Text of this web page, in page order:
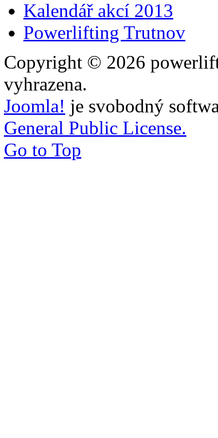
Kalendář akcí 2013
Powerlifting Trutnov
Copyright © 2026
vyhrazena.
Joomla! je svobodný
General Public License.
Go to Top